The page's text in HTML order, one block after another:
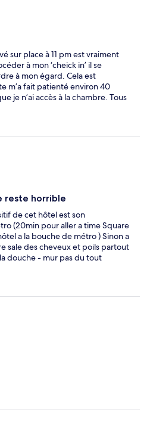
la 5eme fois à NY et vraiment
sur place à 11 pm est vraiment
à mon ‘cheick in’ il se
à mon égard. Cela est
m’a fait patienté environ 40
je n’ai accès à la chambre. Tous
discrimination et de façon
expérience ce n’étais pas le
reste horrible
de cet hôtel est son
(20min pour aller a time Square
a la bouche de métro ) Sinon a
sale des cheveux et poils partout
douche - mur pas du tout
- fenêtre idem on entendait
de glace a 23h... - je suis
ramène le lit bébé mais sans le
de descendre pour parler au
pour négocier et avoir un
Je l'ai eu mais matelas tout sauf
dans notre lit pendant 1 semaine
déjeuner, que dire !!! Inexistant
déjeuner pour la semaine si on
4 pauvres viennoiseries qui se
20 autres personnes Du café
en train de manger les pains
cuisine !!!! Bref un hôtel que je ne